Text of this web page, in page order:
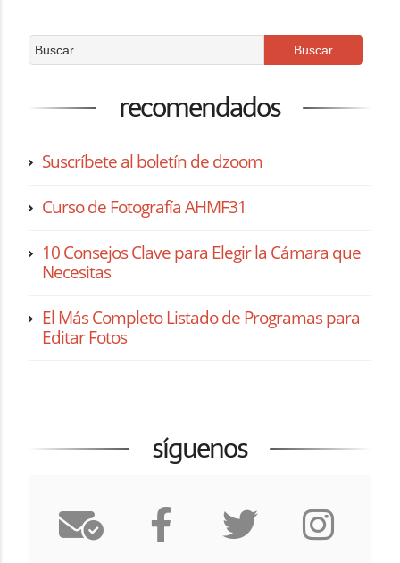
recomendados
Suscríbete al boletín de dzoom
Curso de Fotografía AHMF31
10 Consejos Clave para Elegir la Cámara que
Necesitas
El Más Completo Listado de Programas para
Editar Fotos
síguenos